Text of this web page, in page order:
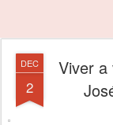
DEC
2
Viver a